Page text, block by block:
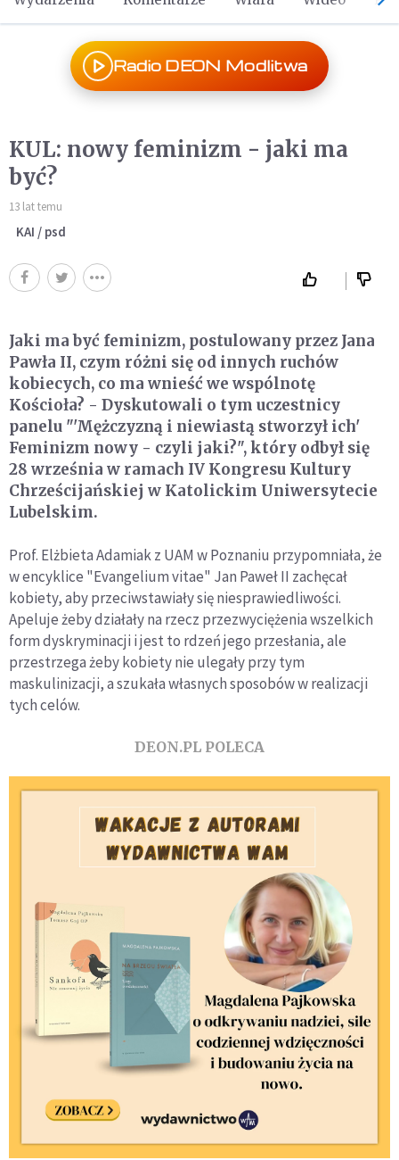
Radio DEON Modlitwa
KUL: nowy feminizm - jaki ma
być?
13 lat temu
KAI / psd
Jaki ma być feminizm, postulowany przez Jana
Pawła II, czym różni się od innych ruchów
kobiecych, co ma wnieść we wspólnotę
Kościoła? - Dyskutowali o tym uczestnicy
panelu "'Mężczyzną i niewiastą stworzył ich'
Feminizm nowy - czyli jaki?", który odbył się
28 września w ramach IV Kongresu Kultury
Chrześcijańskiej w Katolickim Uniwersytecie
Lubelskim.
Prof. Elżbieta Adamiak z UAM w Poznaniu przypomniała, że
w encyklice "Evangelium vitae" Jan Paweł II zachęcał
kobiety, aby przeciwstawiały się niesprawiedliwości.
Apeluje żeby działały na rzecz przezwyciężenia wszelkich
form dyskryminacji i jest to rdzeń jego przesłania, ale
przestrzega żeby kobiety nie ulegały przy tym
maskulinizacji, a szukała własnych sposobów w realizacji
tych celów.
DEON.PL POLECA